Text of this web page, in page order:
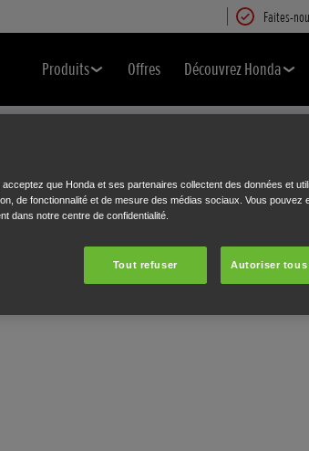
Faites-
Produits Offres Découvrez Honda
que Honda et ses partenaires collectent des données et
de fonctionnalité et de mesure des médias sociaux. Vous pouvez
dans notre centre de confidentialité.
Tout refuser Autoriser